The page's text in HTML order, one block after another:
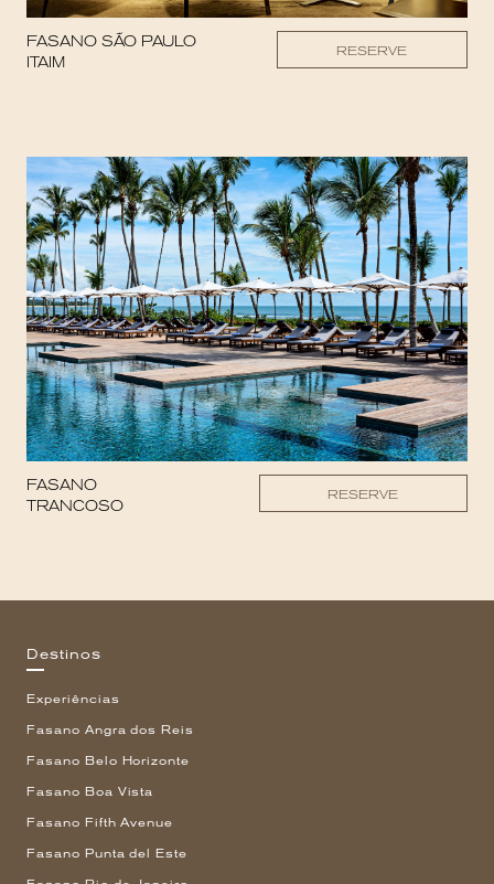
FASANO SÃO PAULO
ITAIM
RESERVE
FASANO
TRANCOSO
RESERVE
Destinos
Experiências
Fasano Angra dos Reis
Fasano Belo Horizonte
Fasano Boa Vista
Fasano Fifth Avenue
Fasano Punta del Este